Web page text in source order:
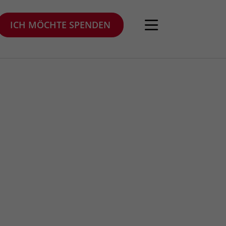
ICH MÖCHTE SPENDEN